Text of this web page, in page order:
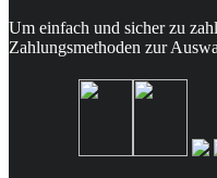
Um einfach und sicher zu
Zahlungsmethoden zur